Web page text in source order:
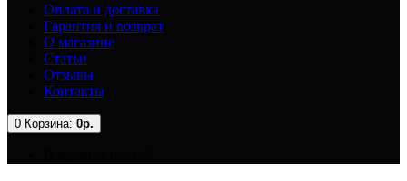
Оплата и доставка
Гарантия и возврат
О магазине
Статьи
Отзывы
Контакты
0 Корзина: 0р.